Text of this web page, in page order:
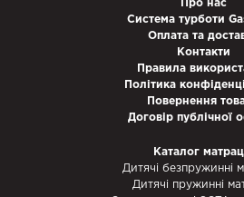
Про нас
Система турботи
Оплата та
Контакти
Правила
Політика
Повернення
Договір публічної
Каталог
Дитячі безпружинні
Дитячі пружинні